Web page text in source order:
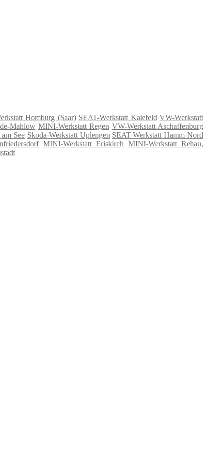
Homburg (Saar) SEAT-Werkstatt Kalefeld VW-Werkstatt
Mahlow MINI-Werkstatt Regen VW-Werkstatt Aschaffenburg
See Skoda-Werkstatt Uplengen SEAT-Werkstatt Hamm-Nord
MINI-Werkstatt Eriskirch
MINI-Werkstatt Rehau,